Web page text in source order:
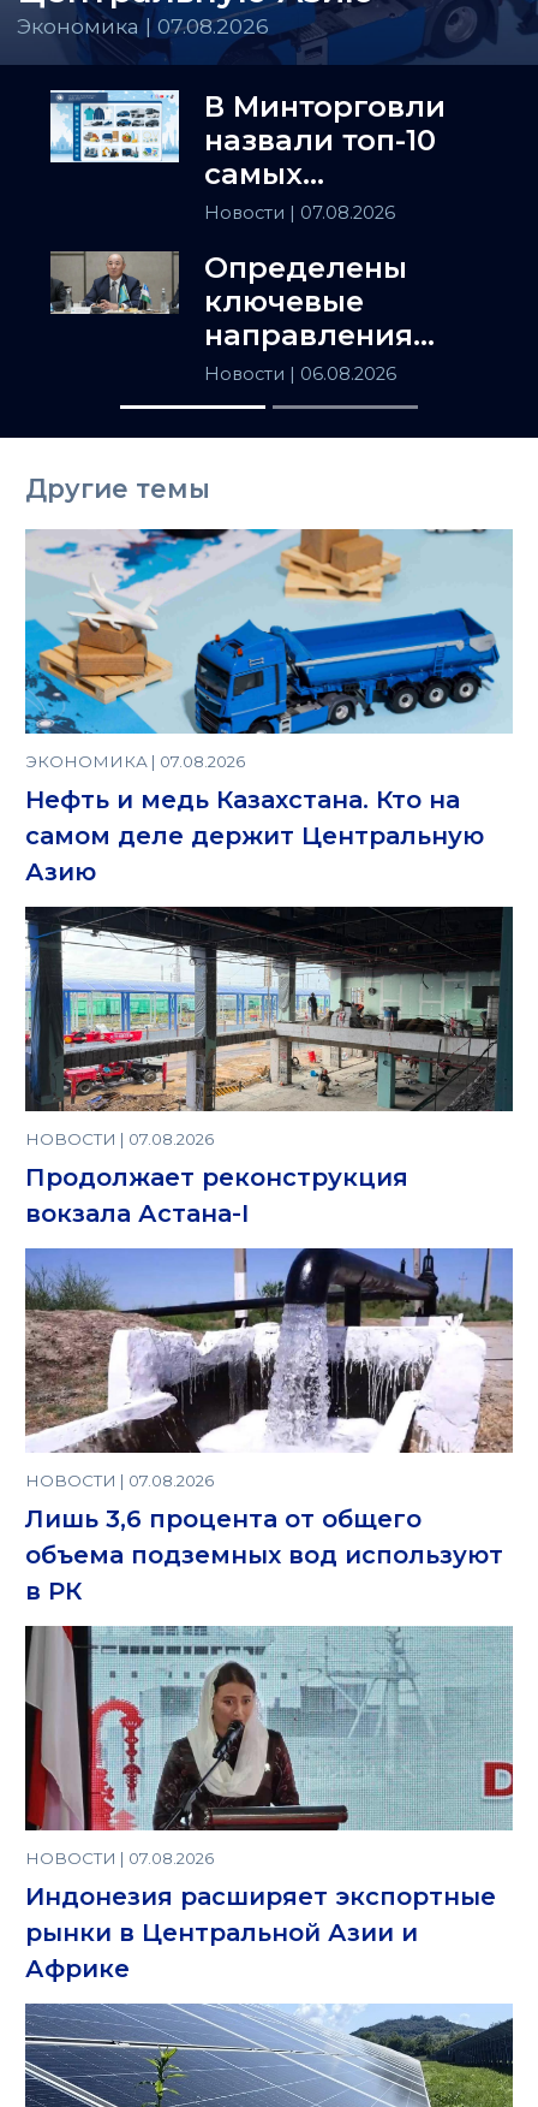
Экономика | 07.08.2026
В Минторговли
назвали топ-10
самых
популярных
Казахстане
Новости | 07.08.2026
Определены
ключевые
направления
сотрудничества
Астаны и
Ташкента
Новости | 06.08.2026
Другие темы
ЭКОНОМИКА | 07.08.2026
Нефть и медь Казахстана. Кто на
самом деле держит Центральную
Азию
НОВОСТИ | 07.08.2026
Продолжает реконструкция
вокзала Астана-I
НОВОСТИ | 07.08.2026
Лишь 3,6 процента от общего
объема подземных вод используют
в РК
НОВОСТИ | 07.08.2026
Индонезия расширяет экспортные
рынки в Центральной Азии и
Африке